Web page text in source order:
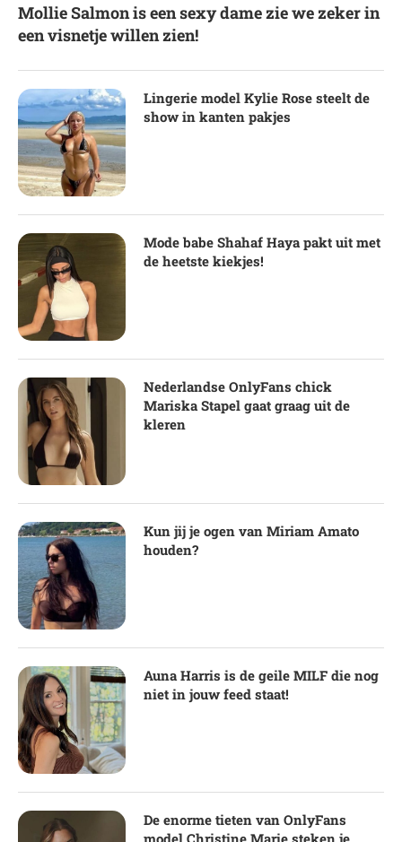
Mollie Salmon is een sexy dame zie we zeker in
een visnetje willen zien!
Lingerie model Kylie Rose steelt de
show in kanten pakjes
Mode babe Shahaf Haya pakt uit met
de heetste kiekjes!
Nederlandse OnlyFans chick
Mariska Stapel gaat graag uit de
kleren
Kun jij je ogen van Miriam Amato
houden?
Auna Harris is de geile MILF die nog
niet in jouw feed staat!
De enorme tieten van OnlyFans
model Christine Marie steken je